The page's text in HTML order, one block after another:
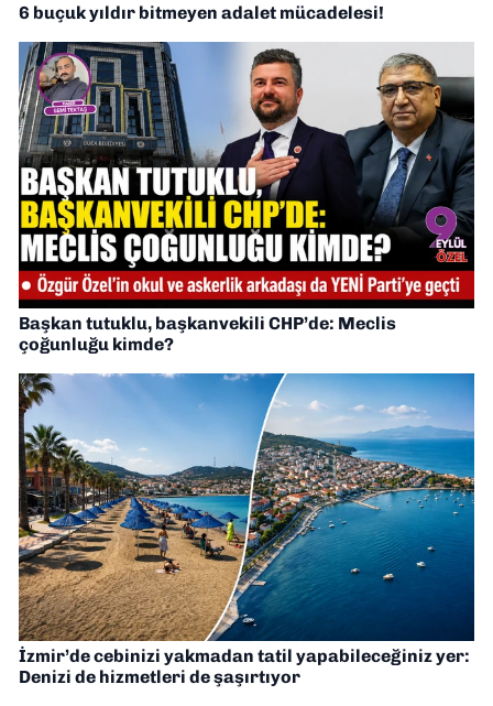
6 buçuk yıldır bitmeyen adalet mücadelesi!
Başkan tutuklu, başkanvekili CHP’de: Meclis
çoğunluğu kimde?
İzmir’de cebinizi yakmadan tatil yapabileceğiniz yer:
Denizi de hizmetleri de şaşırtıyor